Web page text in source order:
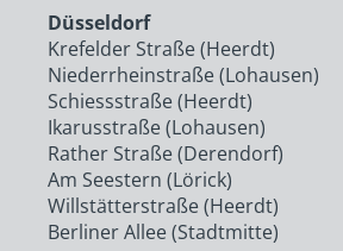
Düsseldorf
Krefelder Straße (Heerdt)
Niederrheinstraße (Lohausen)
Schiessstraße (Heerdt)
Ikarusstraße (Lohausen)
Rather Straße (Derendorf)
Am Seestern (Lörick)
Willstätterstraße (Heerdt)
Berliner Allee (Stadtmitte)